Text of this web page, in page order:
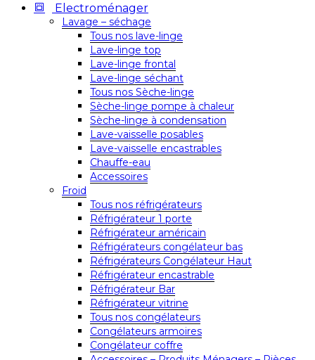
Electroménager
Lavage – séchage
Tous nos lave-linge
Lave-linge top
Lave-linge frontal
Lave-linge séchant
Tous nos Sèche-linge
Sèche-linge pompe à chaleur
Sèche-linge à condensation
Lave-vaisselle posables
Lave-vaisselle encastrables
Chauffe-eau
Accessoires
Froid
Tous nos réfrigérateurs
Réfrigérateur 1 porte
Réfrigérateur américain
Réfrigérateurs congélateur bas
Réfrigérateurs Congélateur Haut
Réfrigérateur encastrable
Réfrigérateur Bar
Réfrigérateur vitrine
Tous nos congélateurs
Congélateurs armoires
Congélateur coffre